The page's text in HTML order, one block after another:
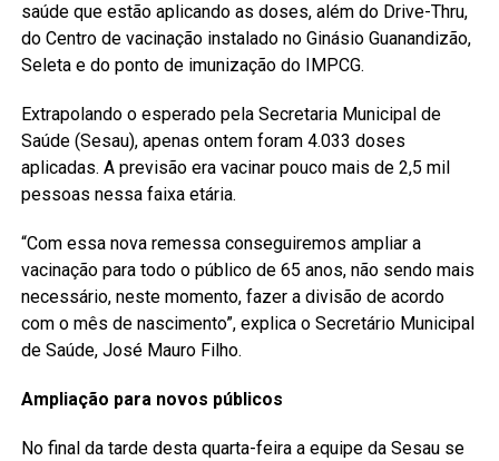
saúde que estão aplicando as doses, além do Drive-Thru,
do Centro de vacinação instalado no Ginásio Guanandizão,
Seleta e do ponto de imunização do IMPCG.
Extrapolando o esperado pela Secretaria Municipal de
Saúde (Sesau), apenas ontem foram 4.033 doses
aplicadas. A previsão era vacinar pouco mais de 2,5 mil
pessoas nessa faixa etária.
“Com essa nova remessa conseguiremos ampliar a
vacinação para todo o público de 65 anos, não sendo mais
necessário, neste momento, fazer a divisão de acordo
com o mês de nascimento”, explica o Secretário Municipal
de Saúde, José Mauro Filho.
Ampliação para novos públicos
No final da tarde desta quarta-feira a equipe da Sesau se